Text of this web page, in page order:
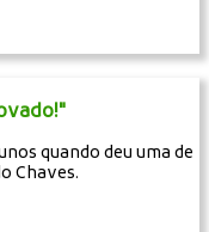
quando deu uma de
Chaves.